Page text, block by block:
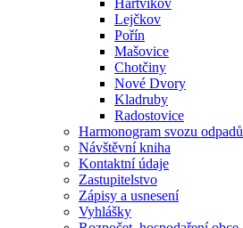
Hartvíkov
Lejčkov
Pořín
Mašovice
Chotčiny
Nové Dvory
Kladruby
Radostovice
Harmonogram svozu odpadů
Návštěvní kniha
Kontaktní údaje
Zastupitelstvo
Zápisy a usnesení
Vyhlášky